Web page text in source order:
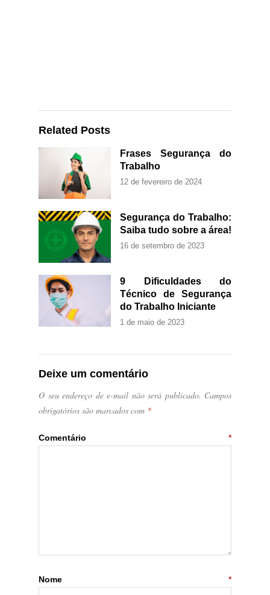
Related Posts
Frases Segurança do
Trabalho
12 de fevereiro de 2024
Segurança do Trabalho:
Saiba tudo sobre a área!
16 de setembro de 2023
9 Dificuldades do
Técnico de Segurança
do Trabalho Iniciante
1 de maio de 2023
Deixe um comentário
O seu endereço de e-mail não será publicado. Campos
obrigatórios são marcados com *
Comentário *
Nome *